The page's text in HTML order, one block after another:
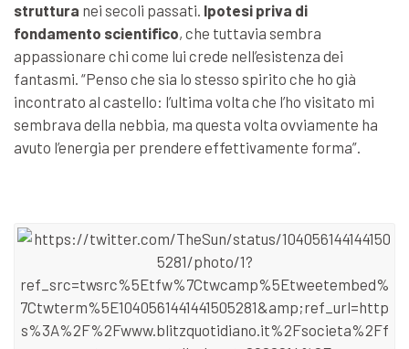
struttura nei secoli passati. Ipotesi priva di
fondamento scientifico, che tuttavia sembra
appassionare chi come lui crede nell’esistenza dei
fantasmi. “Penso che sia lo stesso spirito che ho già
incontrato al castello: l’ultima volta che l’ho visitato mi
sembrava della nebbia, ma questa volta ovviamente ha
avuto l’energia per prendere effettivamente forma”.